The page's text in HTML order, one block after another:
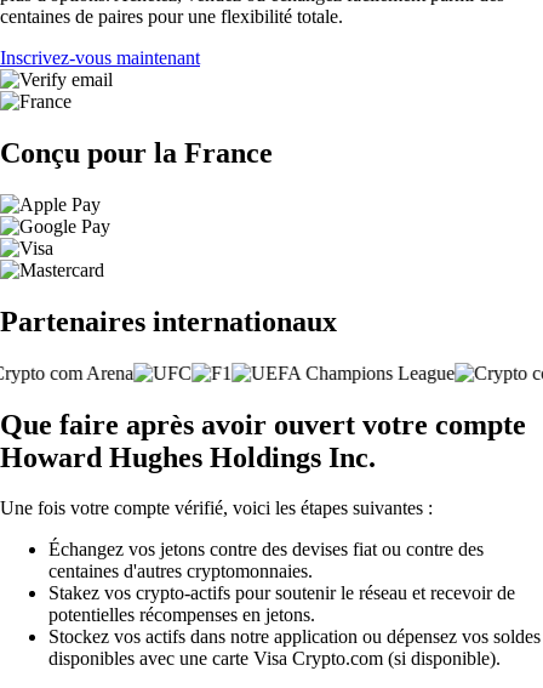
centaines de paires pour une flexibilité totale.
Inscrivez-vous maintenant
Conçu pour la France
Partenaires internationaux
Que faire après avoir ouvert votre compte
Howard Hughes Holdings Inc.
Une fois votre compte vérifié, voici les étapes suivantes :
Échangez vos jetons contre des devises fiat ou contre des
centaines d'autres cryptomonnaies.
Stakez vos crypto-actifs pour soutenir le réseau et recevoir de
potentielles récompenses en jetons.
Stockez vos actifs dans notre application ou dépensez vos soldes
disponibles avec une carte Visa Crypto.com (si disponible).